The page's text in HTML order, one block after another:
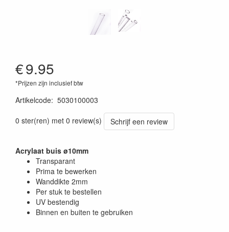
€9.95
*Prijzen zijn inclusief btw
Artikelcode: 5030100003
0 ster(ren) met 0 review(s)
Schrijf een review
Acrylaat buis ø10mm
Transparant
Prima te bewerken
Wanddikte 2mm
Per stuk te bestellen
UV bestendig
Binnen en buiten te gebruiken